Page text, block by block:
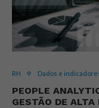
RH Dados e
PEOPLE
GESTÃO DE ALTA